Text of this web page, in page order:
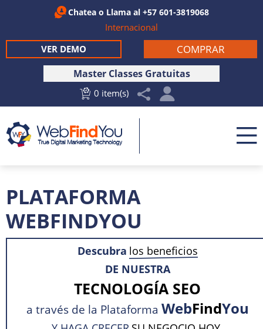
Chatea o Llama al +57 601-3819068
Internacional
Master Classes Gratuitas
0 item(s)
COMPRAR
VER DEMO
PLATAFORMA
WEBFINDYOU
Descubra los beneficios
DE NUESTRA
TECNOLOGÍA SEO
a través de la Plataforma WebFindYou